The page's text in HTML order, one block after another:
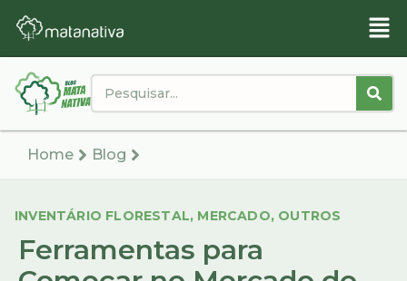
Home Blog
INVENTÁRIO FLORESTAL, MERCADO, OUTROS
Ferramentas para